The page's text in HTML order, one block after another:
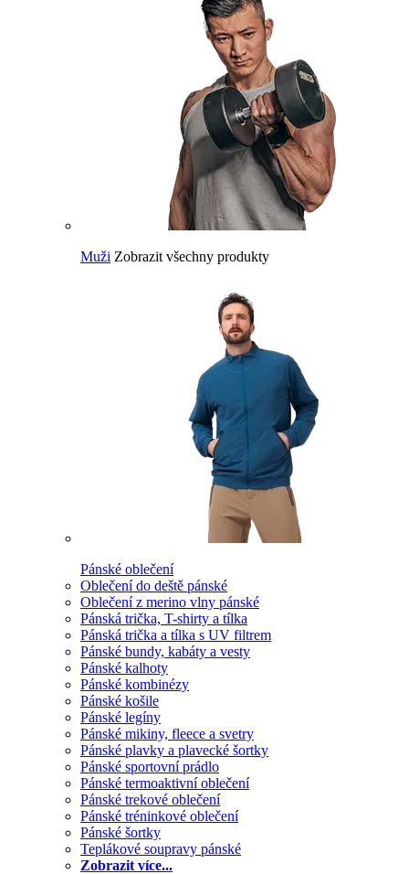
Muži Zobrazit všechny produkty
Pánské oblečení
Oblečení do deště pánské
Oblečení z merino vlny pánské
Pánská trička, T-shirty a tílka
Pánská trička a tílka s UV filtrem
Pánské bundy, kabáty a vesty
Pánské kalhoty
Pánské kombinézy
Pánské košile
Pánské legíny
Pánské mikiny, fleece a svetry
Pánské plavky a plavecké šortky
Pánské sportovní prádlo
Pánské termoaktivní oblečení
Pánské trekové oblečení
Pánské tréninkové oblečení
Pánské šortky
Teplákové soupravy pánské
Zobrazit více...